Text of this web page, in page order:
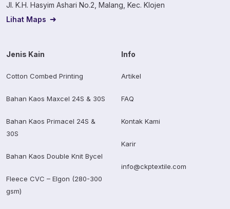
Jl. K.H. Hasyim Ashari No.2, Malang, Kec. Klojen
Lihat Maps
Jenis Kain
Cotton Combed Printing
Bahan Kaos Maxcel 24S & 30S
Bahan Kaos Primacel 24S &
30S
Bahan Kaos Double Knit Bycel
Fleece CVC – Elgon (280-300
gsm)
Info
Artikel
FAQ
Kontak Kami
Karir
info@ckptextile.com